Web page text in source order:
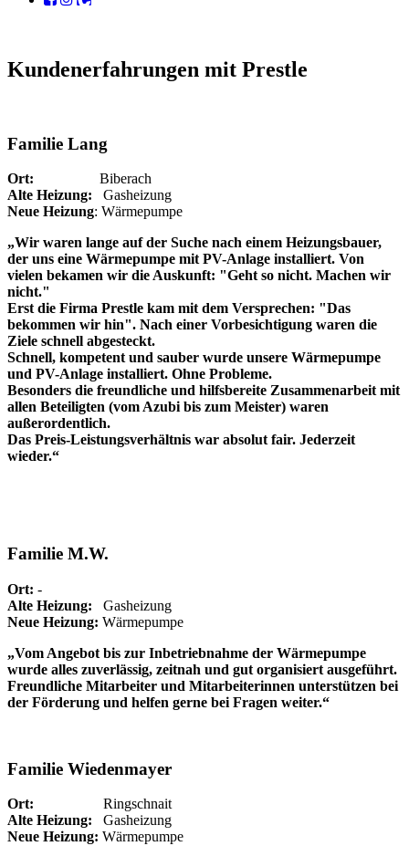
Kundenerfahrungen mit Prestle
Familie Lang
Ort: Biberach
Alte Heizung: Gasheizung
Neue Heizung: Wärmepumpe
„Wir waren lange auf der Suche nach einem Heizungsbauer,
der uns eine Wärmepumpe mit PV-Anlage installiert. Von
vielen bekamen wir die Auskunft: "Geht so nicht. Machen wir
nicht."
Erst die Firma Prestle kam mit dem Versprechen: "Das
bekommen wir hin". Nach einer Vorbesichtigung waren die
Ziele schnell abgesteckt.
Schnell, kompetent und sauber wurde unsere Wärmepumpe
und PV-Anlage installiert. Ohne Probleme.
Besonders die freundliche und hilfsbereite Zusammenarbeit mit
allen Beteiligten (vom Azubi bis zum Meister) waren
außerordentlich.
Das Preis-Leistungsverhältnis war absolut fair. Jederzeit
wieder.“
Familie M.W.
Ort: -
Alte Heizung: Gasheizung
Neue Heizung: Wärmepumpe
„Vom Angebot bis zur Inbetriebnahme der Wärmepumpe
wurde alles zuverlässig, zeitnah und gut organisiert ausgeführt.
Freundliche Mitarbeiter und Mitarbeiterinnen unterstützen bei
der Förderung und helfen gerne bei Fragen weiter.“
Familie Wiedenmayer
Ort: Ringschnait
Alte Heizung: Gasheizung
Neue Heizung: Wärmepumpe